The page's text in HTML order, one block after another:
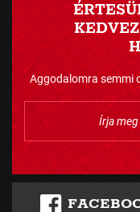
Aggodalomra semmi